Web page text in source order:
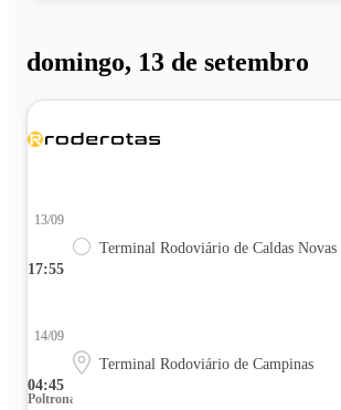
domingo, 13 de setembro
17:55
13/09
Terminal Rodoviário de Caldas Novas
04:45
14/09
Terminal Rodoviário de Campinas
Poltrona